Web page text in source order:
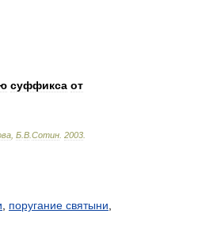
суффикса от
Б В Сотин 2003
поругание святыни